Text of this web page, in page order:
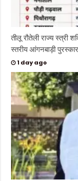
तीलू रौतेली राज्य स्त्री
स्तरीय आंगनबाड़ी
1 day ago